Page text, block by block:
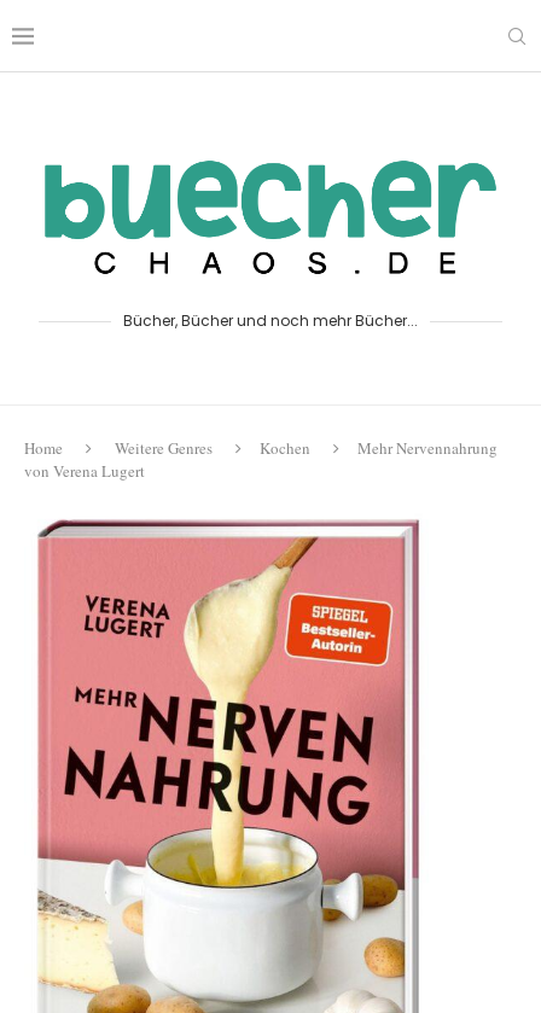
Bücher, Bücher und noch mehr Bücher...
Home Weitere Genres Kochen
Mehr Nervennahrung
von Verena Lugert